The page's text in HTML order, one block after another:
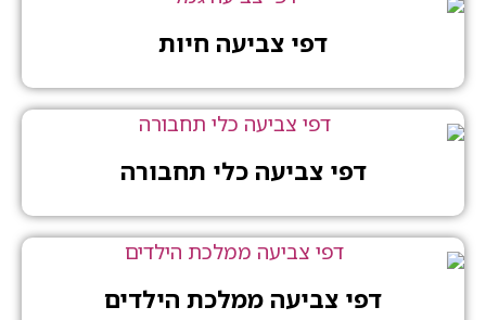
דפי צביעה חיות
דפי צביעה כלי תחבורה
דפי צביעה ממלכת הילדים